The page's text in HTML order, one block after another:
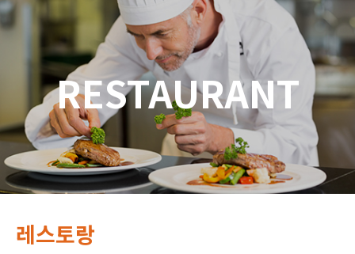
RESTAURANT
레스토랑